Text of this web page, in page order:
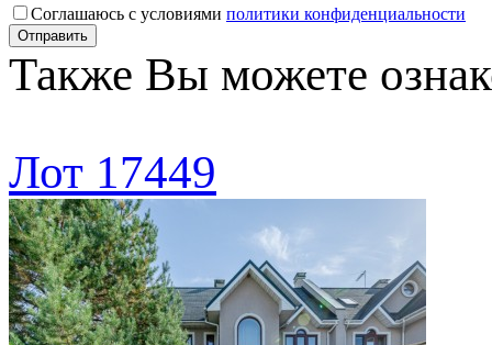
Соглашаюсь с условиями политики конфиденциальности
Отправить
Также Вы можете
Лот 17449